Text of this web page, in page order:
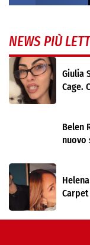
NEWS PIÙ
Giulia
Cage.
Belen
nuovo